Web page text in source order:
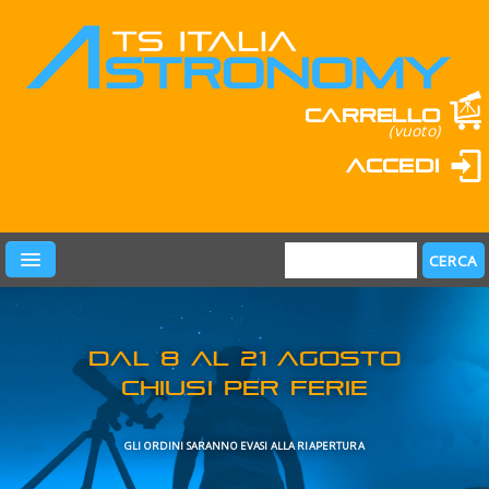
Carrello
(vuoto)
Accedi
PRODOTTI
LEARN & FUN
MARCHI